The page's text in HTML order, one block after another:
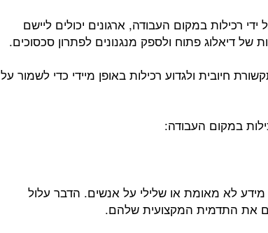
רכילות במקום העבודה, ארגונים יכולים ליישם
של דיאלוג פתוח ולספק מנגנונים לפתרון סכסוכים.
חיובית ולגדוע רכילות באופן מיידי כדי לשמור על
לא מאומת או שלילי על אנשים. הדבר עלול
את התדמית המקצועית שלהם.